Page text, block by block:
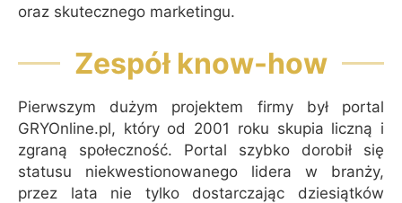
oraz skutecznego marketingu.
Zespół know-how
Pierwszym dużym projektem firmy był portal
GRYOnline.pl, który od 2001 roku skupia liczną i
zgraną społeczność. Portal szybko dorobił się
statusu niekwestionowanego lidera w branży,
przez lata nie tylko dostarczając dziesiątków